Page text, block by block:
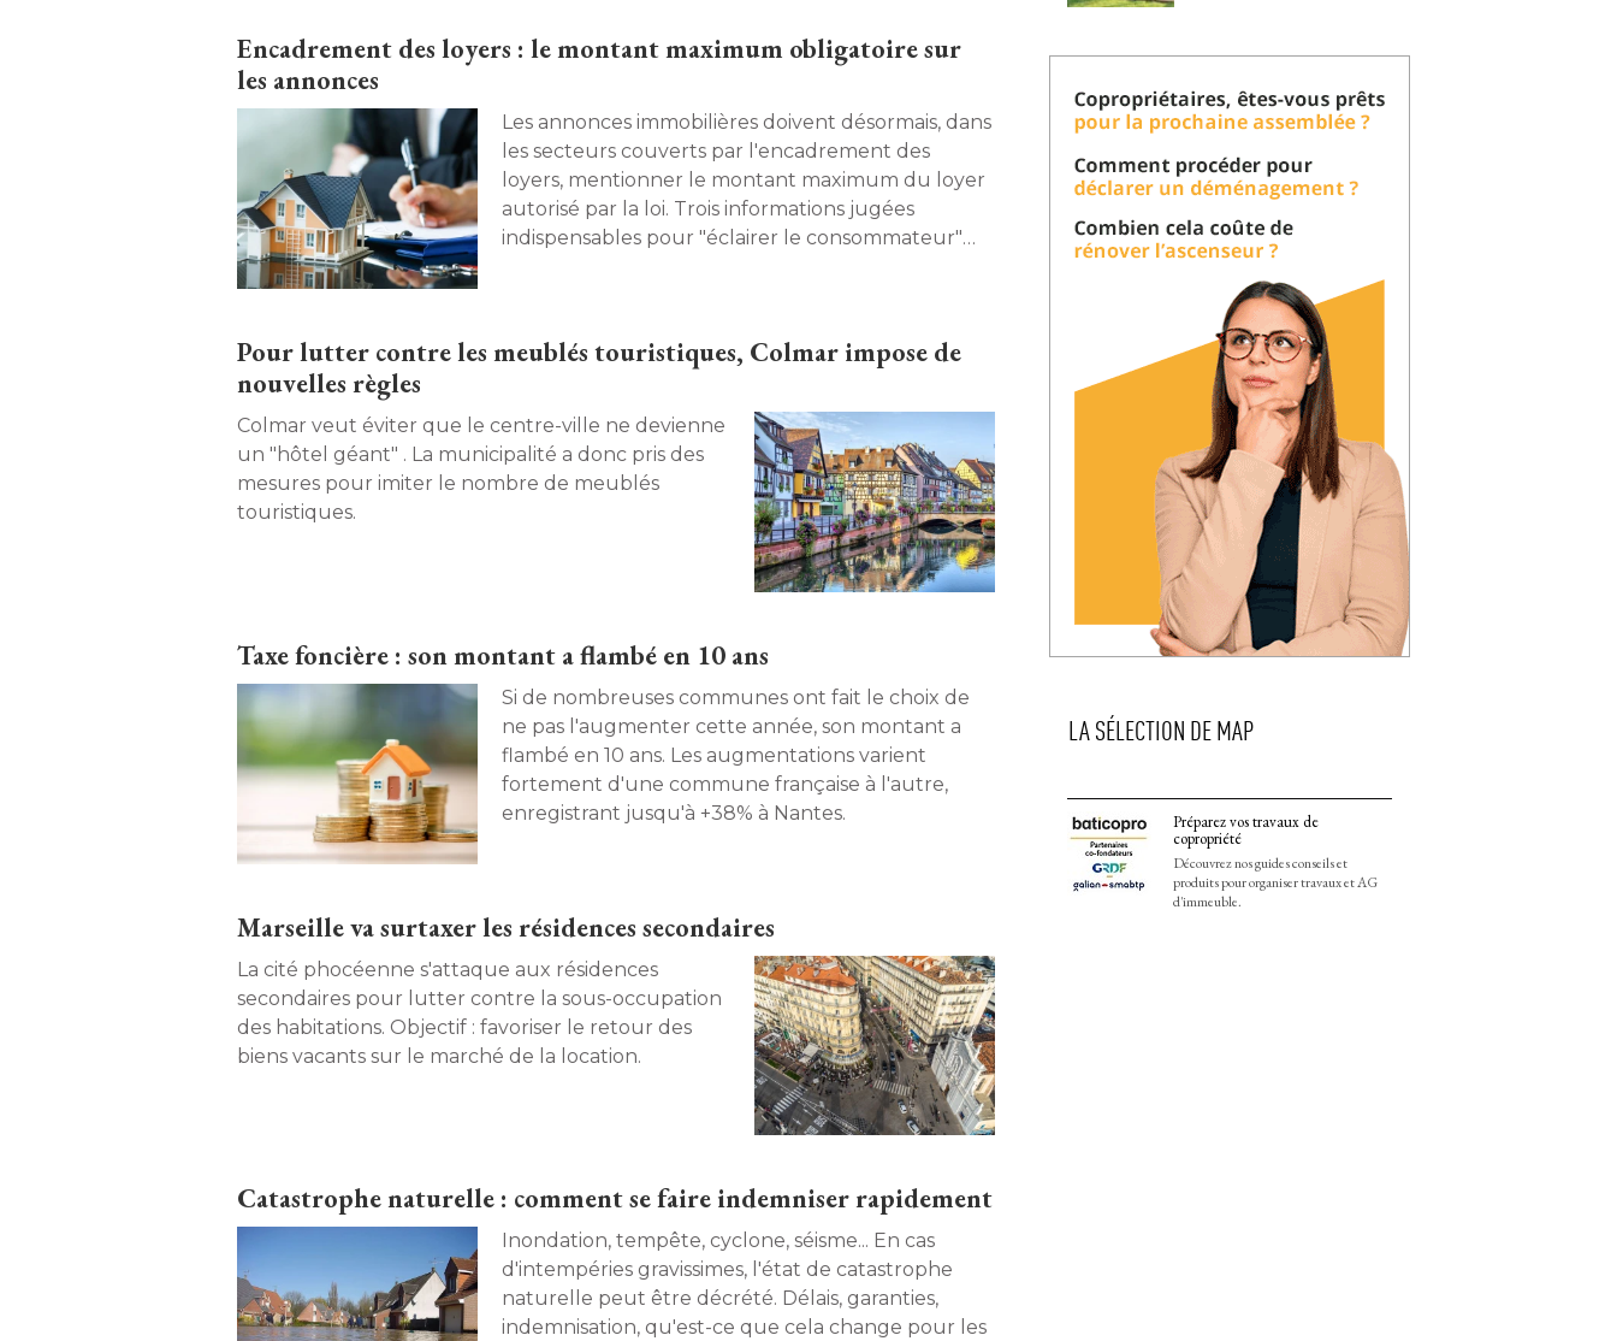
Encadrement des loyers : le montant maximum obligatoire sur
les annonces
Les annonces immobilières doivent désormais, dans
les secteurs couverts par l'encadrement des
loyers, mentionner le montant maximum du loyer
autorisé par la loi. Trois informations jugées
indispensables pour "éclairer le consommateur"
Pour lutter contre les meublés touristiques, Colmar impose de
nouvelles règles
Colmar veut éviter que le centre-ville ne devienne
un "hôtel géant" . La municipalité a donc pris des
mesures pour imiter le nombre de meublés
touristiques.
Taxe foncière : son montant a flambé en 10 ans
Si de nombreuses communes ont fait le choix de
ne pas l'augmenter cette année, son montant a
flambé en 10 ans. Les augmentations varient
fortement d'une commune française à l'autre,
enregistrant jusqu'à +38% à Nantes.
Marseille va surtaxer les résidences secondaires
La cité phocéenne s'attaque aux résidences
secondaires pour lutter contre la sous-occupation
des habitations. Objectif : favoriser le retour des
biens vacants sur le marché de la location.
Catastrophe naturelle : comment se faire indemniser rapidement
Inondation, tempête, cyclone, séisme... En cas
d'intempéries gravissimes, l'état de catastrophe
naturelle peut être décrété. Délais, garanties,
indemnisation, qu'est-ce que cela change pour les
LA SÉLECTION DE MAP
Préparez vos travaux de
copropriété
Découvrez nos guides conseils et
produits pour organiser travaux et AG
d'immeuble.